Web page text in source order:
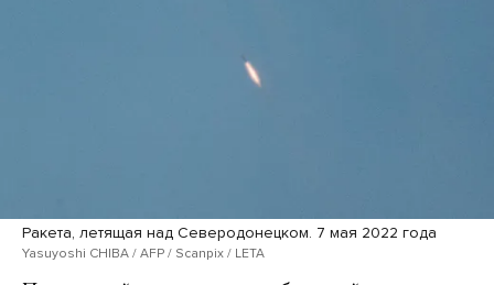
Ракета, летящая над Северодонецком. 7 мая 2022 года
Yasuyoshi CHIBA / AFP / Scanpix / LETA